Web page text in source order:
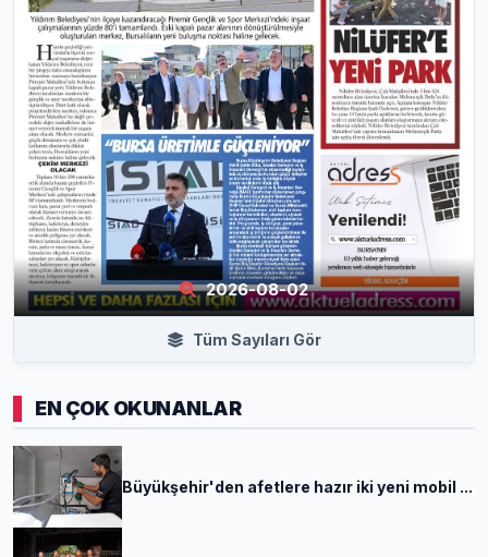
2026-08-02
Tüm Sayıları Gör
EN ÇOK OKUNANLAR
Büyükşehir'den afetlere hazır iki yeni mobil ...